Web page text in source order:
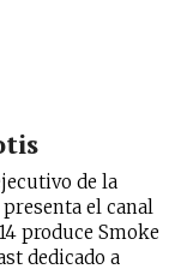
de la
el canal
produce Smoke
dedicado a